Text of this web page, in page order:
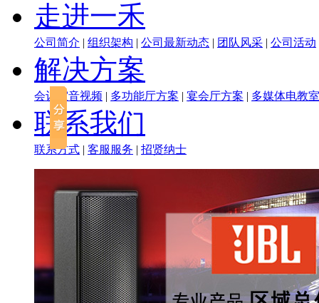
走进一禾
公司简介 | 组织架构 | 公司最新动态 | 团队风采 | 公司活动
解决方案
会议室音视频 | 多功能厅方案 | 宴会厅方案 | 多媒体电教室
联系我们
联系方式 | 客服服务 | 招贤纳士